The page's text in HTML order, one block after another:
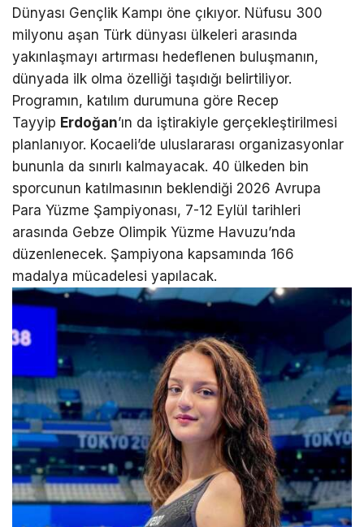
Dünyası Gençlik Kampı öne çıkıyor. Nüfusu 300
milyonu aşan Türk dünyası ülkeleri arasında
yakınlaşmayı artırması hedeflenen buluşmanın,
dünyada ilk olma özelliği taşıdığı belirtiliyor.
Programın, katılım durumuna göre Recep
Tayyip Erdoğan’ın da iştirakiyle gerçekleştirilmesi
planlanıyor. Kocaeli’de uluslararası organizasyonlar
bununla da sınırlı kalmayacak. 40 ülkeden bin
sporcunun katılmasının beklendiği 2026 Avrupa
Para Yüzme Şampiyonası, 7-12 Eylül tarihleri
arasında Gebze Olimpik Yüzme Havuzu’nda
düzenlenecek. Şampiyona kapsamında 166
madalya mücadelesi yapılacak.